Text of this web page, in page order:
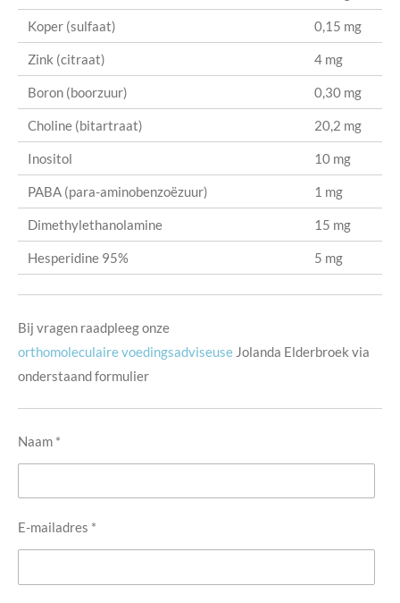
Koper (sulfaat) 0,15 mg
Zink (citraat) 4 mg
Boron (boorzuur) 0,30 mg
Choline (bitartraat) 20,2 mg
Inositol 10 mg
PABA (para-aminobenzoëzuur) 1 mg
Dimethylethanolamine 15 mg
Hesperidine 95% 5 mg
Bij vragen raadpleeg onze
orthomoleculaire voedingsadviseuse Jolanda Elderbroek via
onderstaand formulier
Naam *
E-mailadres *